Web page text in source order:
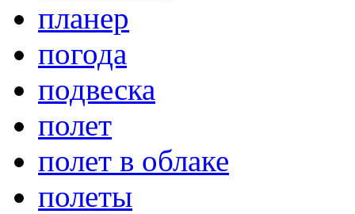
планер
погода
подвеска
полет
полет в облаке
полеты